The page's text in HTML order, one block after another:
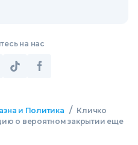
на нас
и Политика / Кличко
о вероятном закрытии еще